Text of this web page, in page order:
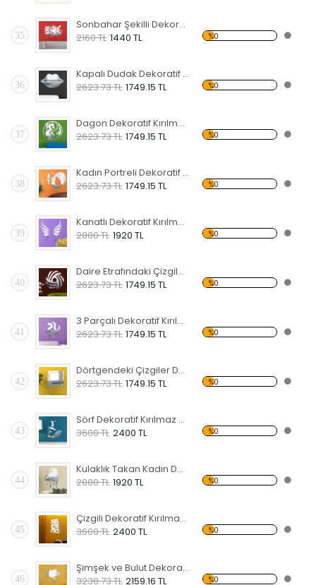
35
Sonbahar Şekilli Dekoratif Kırılmaz Ayna
2160 TL 1440 TL %0
36
Kapalı Dudak Dekoratif Kırılmaz Ayna
2623.73 TL 1749.15 TL %0
37
Dagon Dekoratif Kırılmaz Ayna
2623.73 TL 1749.15 TL %0
38
Kadın Portreli Dekoratif Kırılmaz Ayna
2623.73 TL 1749.15 TL %0
39
Kanatlı Dekoratif Kırılmaz Ayna
2880 TL 1920 TL %0
40
Daire Etrafındaki Çizgiler Dekoratif Kırılmaz Ayna
2623.73 TL 1749.15 TL %0
41
3 Parçalı Dekoratif Kırılmaz Ayna
2623.73 TL 1749.15 TL %0
42
Dörtgendeki Çizgiler Dekoratif Kırılmaz Ayna
2623.73 TL 1749.15 TL %0
43
Sörf Dekoratif Kırılmaz Ayna
3600 TL 2400 TL %0
44
Kulaklık Takan Kadın Dekoratif Kırılmaz Ayna
2880 TL 1920 TL %0
45
Çizgili Dekoratif Kırılmaz Ayna
3600 TL 2400 TL %0
46
Şimşek ve Bulut Dekoratif Kırılmaz Ayna
3238.73 TL 2159.16 TL %0